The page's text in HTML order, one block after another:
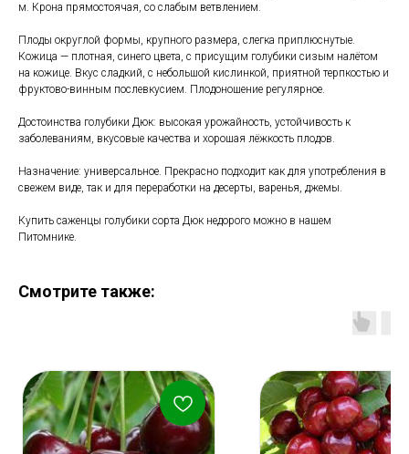
м. Крона прямостоячая, со слабым ветвлением.
Плоды округлой формы, крупного размера, слегка приплюснутые.
Кожица — плотная, синего цвета, с присущим голубики сизым налётом
на кожице. Вкус сладкий, с небольшой кислинкой, приятной терпкостью и
фруктово-винным послевкусием. Плодоношение регулярное.
Достоинства голубики Дюк: высокая урожайность, устойчивость к
заболеваниям, вкусовые качества и хорошая лёжкость плодов.
Назначение: универсальное. Прекрасно подходит как для употребления в
свежем виде, так и для переработки на десерты, варенья, джемы.
Купить саженцы голубики сорта Дюк недорого можно в нашем
Питомнике.
Смотрите также: